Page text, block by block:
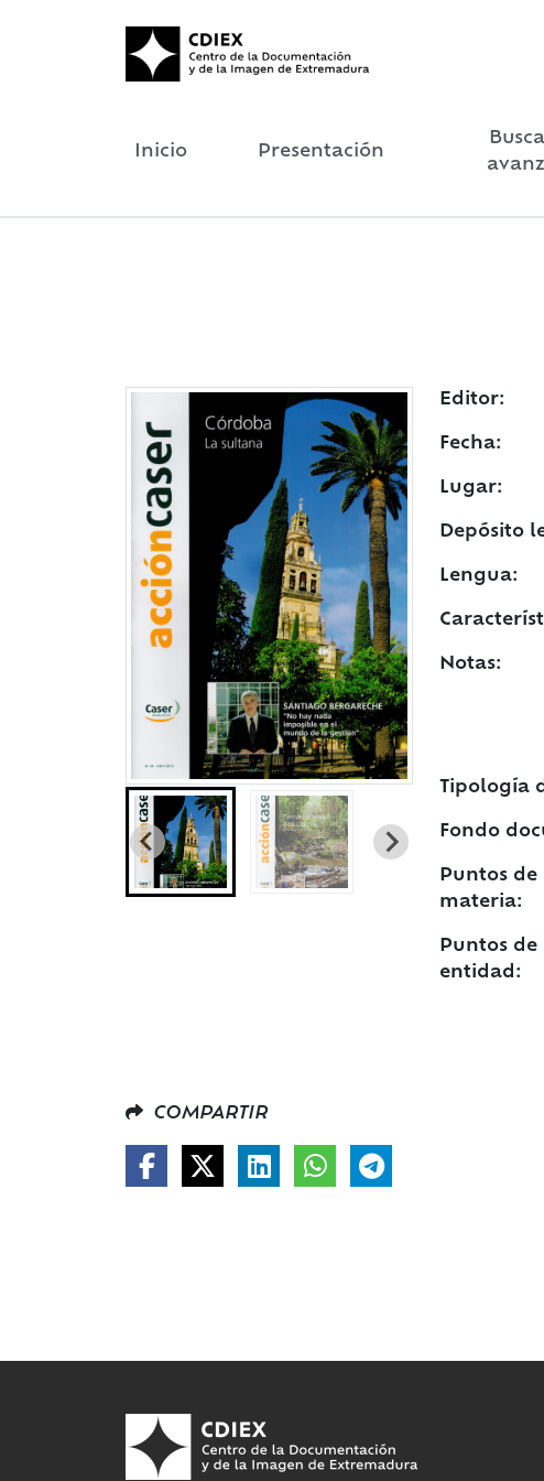
Inicio Presentación
Editor:
Fecha:
Lugar:
Depósito
Lengua:
Notas:
Tipología
Fondo
Puntos de
materia:
Puntos de
entidad:
COMPARTIR